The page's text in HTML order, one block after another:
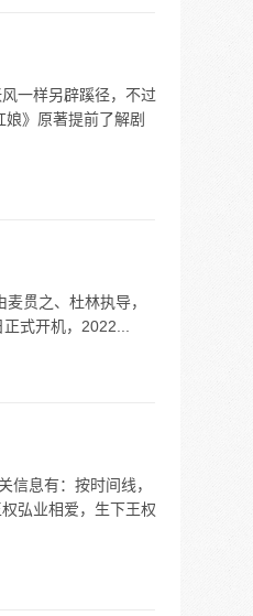
一样另辟蹊径，不过
》原著提前了解剧
贯之、杜林执导，
式开机，2022...
信息有：按时间线，
弘业相爱，生下王权